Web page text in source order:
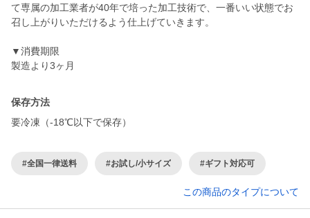
て専属の加工業者が40年で培った加工技術で、一番いい状態でお
召し上がりいただけるよう仕上げていきます。
▼消費期限
製造より3ヶ月
保存方法
要冷凍（-18℃以下で保存）
#全国一律送料 #お試し/小サイズ #ギフト対応可
この商品のタイプについて